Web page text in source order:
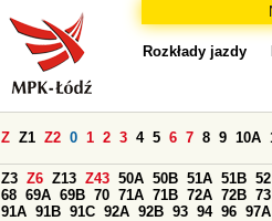
Rozkłady jazdy
Z Z1 Z2 0 1 2 3 4 5 6 7 8 9 10A
Z3 Z6 Z13 Z43 50A 50B 51A 51B 52
68 69A 69B 70 71A 71B 72A 72B 73
91A 91B 91C 92A 92B 93 94 96 97A